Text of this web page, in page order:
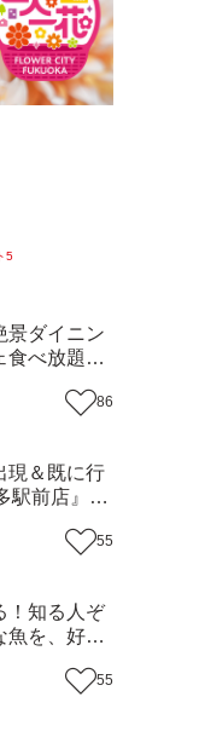
5
景ダイニン
食べ放題で
糸島市）86
現＆既に行
駅前店』徹
ーも紹介！55
！知る人ぞ
魚を、好き
まち歩き】55